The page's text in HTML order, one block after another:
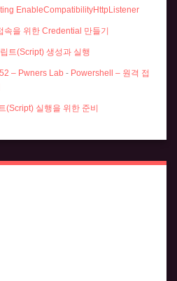
EnableCompatibilityHttpListener
속을 위한 Credential 만들기
트(Script) 생성과 실행
– Pwners Lab - Powershell – 원격 접
(Script) 실행을 위한 준비